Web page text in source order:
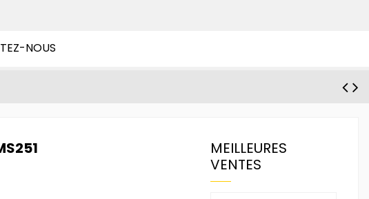
NOUS
MEILLEURES
VENTES